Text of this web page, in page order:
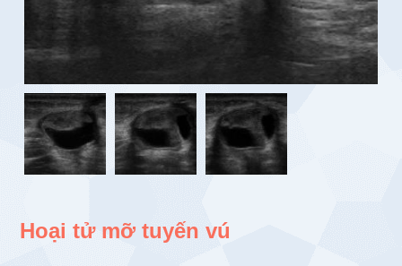
Hoại tử mỡ tuyến vú